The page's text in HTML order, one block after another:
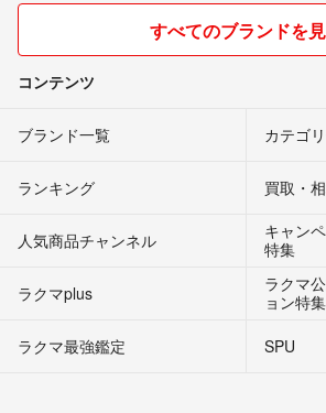
すべてのブランドを
コンテンツ
ブランド一覧 カテゴ
ランキング 買取・
人気商品チャンネル
キャン
特集
ラクマplus
ラクマ
ョン特集
ラクマ最強鑑定
SPU